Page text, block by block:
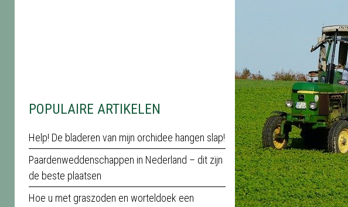
POPULAIRE ARTIKELEN
Help! De bladeren van mijn orchidee hangen slap!
Paardenweddenschappen in Nederland – dit zijn
de beste plaatsen
Hoe u met graszoden en worteldoek een